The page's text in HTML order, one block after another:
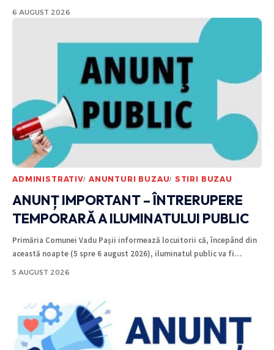
6 AUGUST 2026
ADMINISTRATIV ANUNTURI BUZAU STIRI BUZAU
ANUNȚ IMPORTANT – ÎNTRERUPERE
TEMPORARĂ A ILUMINATULUI PUBLIC
Primăria Comunei Vadu Pașii informează locuitorii că, începând din
această noapte (5 spre 6 august 2026), iluminatul public va fi…
5 AUGUST 2026